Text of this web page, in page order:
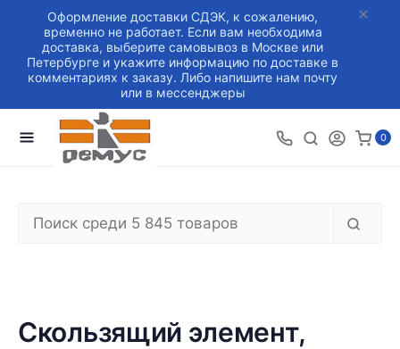
Оформление доставки СДЭК, к сожалению,
временно не работает. Если вам необходима
доставка, выберите самовывоз в Москве или
Петербурге и укажите информацию по доставке в
комментариях к заказу. Либо напишите нам почту
или в мессенджеры
0
Скользящий элемент,